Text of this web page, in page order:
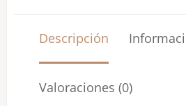
Descripción
Valoraciones (0)